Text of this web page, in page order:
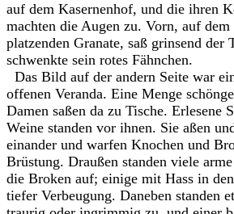
auf dem Kasernenhof, und die ihren
machten die Augen zu. Vorn, auf dem
platzenden Granate, saß grinsend der
schwenkte sein rotes Fähnchen.
Das Bild auf der andern Seite war
offenen Veranda. Eine Menge
Damen saßen da zu Tische. Erlesene
Weine standen vor ihnen. Sie aßen
einander und warfen Knochen und
Brüstung. Draußen standen viele
die Broken auf; einige mit Hass in
tiefer Verbeugung. Daneben standen